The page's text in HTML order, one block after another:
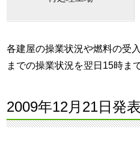
各建屋の操業状況や燃料の受
までの操業状況を翌日15時ま
2009年12月21日発